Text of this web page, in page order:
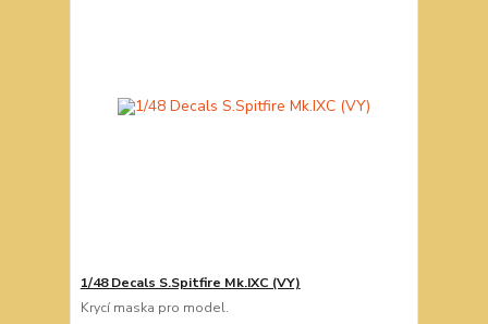
1/48 Decals S.Spitfire Mk.IXC (VY)
Krycí maska pro model.